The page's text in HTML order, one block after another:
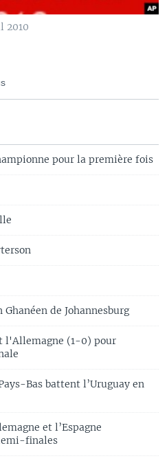
2010
pour la première fois
de Johannesburg
l'Allemagne (1-0) pour
Bas battent l’Uruguay en
et l’Espagne
finales